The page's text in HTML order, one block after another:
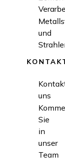
und
uns
Sie
in
unser
Team